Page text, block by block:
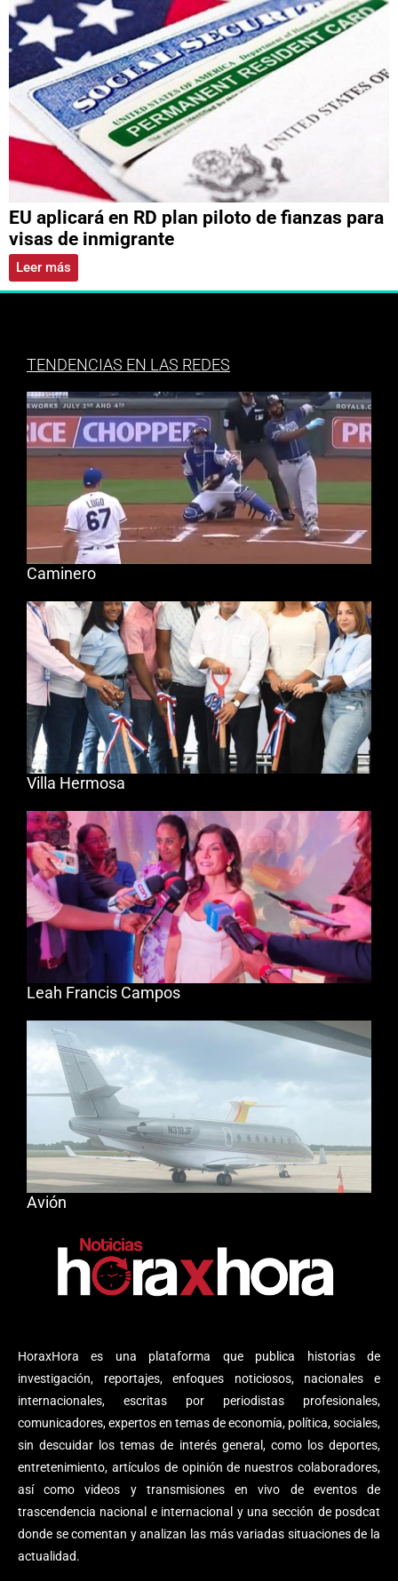
EU aplicará en RD plan piloto de fianzas para
visas de inmigrante
Leer más
HoraxHora es una plataforma que publica historias de
investigación, reportajes, enfoques noticiosos, nacionales e
internacionales, escritas por periodistas profesionales,
comunicadores, expertos en temas de economía, política, sociales,
sin descuidar los temas de interés general, como los deportes,
entretenimiento, artículos de opinión de nuestros colaboradores,
así como videos y transmisiones en vivo de eventos de
trascendencia nacional e internacional y una sección de posdcat
donde se comentan y analizan las más variadas situaciones de la
actualidad.
TENDENCIAS EN LAS REDES
Caminero
Villa Hermosa
Leah Francis Campos
Avión